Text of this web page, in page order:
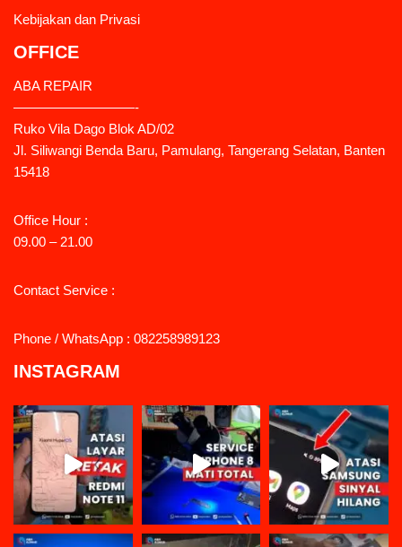
Kebijakan dan Privasi
OFFICE
ABA REPAIR
—————————-
Ruko Vila Dago Blok AD/02
Jl. Siliwangi Benda Baru, Pamulang, Tangerang Selatan, Banten
15418
Office Hour :
09.00 – 21.00
Contact Service :
Phone / WhatsApp : 082258989123
INSTAGRAM